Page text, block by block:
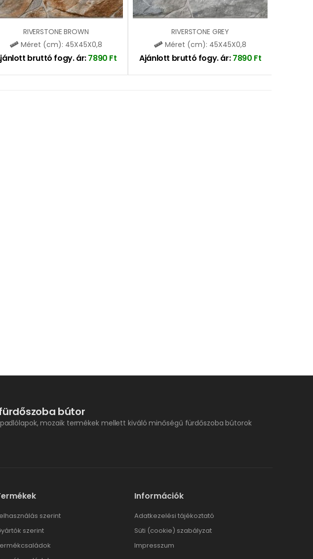
RIVERSTONE BROWN
Méret (cm): 45X45X0,8
bruttó fogy. ár:7890 Ft
RIVERSTONE GREY
Méret (cm): 45X45X0,8
Ajánlott bruttó fogy. ár:7890 Ft
bútor
mozaik termékek mellett kiváló minőségű fürdőszoba bútorok
szerint
szerint
Információk
Adatkezelési tájékoztató
Süti (cookie) szabályzat
Impresszum